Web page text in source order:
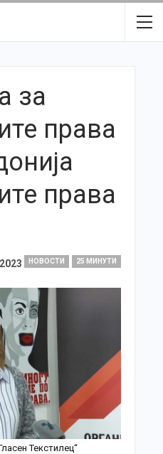
за
права
права
НОВОСТИ 25 МИНУТИ
Текстилец“